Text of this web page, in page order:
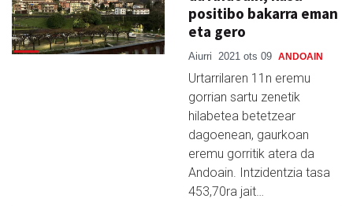
positibo bakarra eman
eta gero
Aiurri 2021 ots 09 ANDOAIN
Urtarrilaren 11n eremu
gorrian sartu zenetik
hilabetea betetzear
dagoenean, gaurkoan
eremu gorritik atera da
Andoain. Intzidentzia tasa
453,70ra jait…